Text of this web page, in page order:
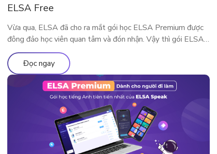
ELSA Free
Vừa qua, ELSA đã cho ra mắt gói học ELSA Premium được
đông đảo học viên quan tâm và đón nhận. Vậy thì gói ELSA
Premium có gì khác so với ELSA Pro và ELSA Free? Hãy
cùng tìm hiểu qua bài viết này nhé!
Đọc ngay